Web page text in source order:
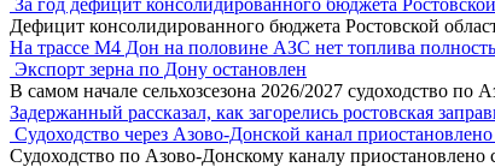
Дефицит консолидированного бюджета Ростовской
На трассе М4 Дон на половине АЗС нет топлива
Экспорт зерна по Дону остановлен
В самом начале сельхозсезона 2026/2027 судоходство
Задержанный рассказал, как загорелись ростовская
Судоходство через Азово-Донской канал
Судоходство по Азово-Донскому каналу приостановлено